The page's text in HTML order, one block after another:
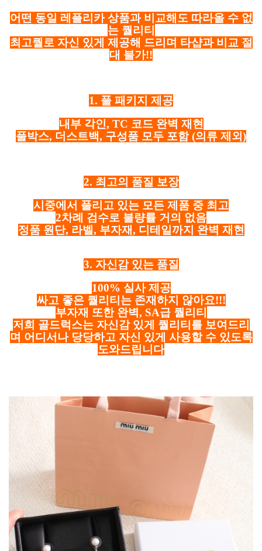
어떤 동일 레플리카 상품과 비교해도 따라올 수 없
는 퀄리티
최고퀄로 자신 있게 제공해 드리며 타샵과 비교 절
대 불가!!
1. 풀 패키지 제공
내부 각인, TC 코드 완벽 재현
풀박스, 더스트백, 구성품 모두 포함 (의류 제외)
2. 최고의 품질 보장
시중에서 풀리고 있는 모든 제품 중 최고
2차례 검수로 불량률 거의 없음
정품 원단, 라벨, 부자재, 디테일까지 완벽 재현
3. 자신감 있는 품질
100% 실사 제공
싸고 좋은 퀄리티는 존재하지 않아요!!!
부자재 또한 완벽, SA급 퀄리티
저희 골드럭스는 자신감 있게 퀄리티를 보여드리
며 어디서나 당당하고 자신 있게 사용할 수 있도록
도와드립니다